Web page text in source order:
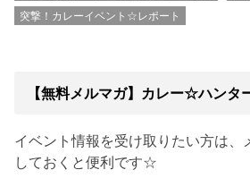
突撃！カレーイベント☆レポート
【無料メルマガ】カレー☆ハンタ
イベント情報を受け取りたい方は、
しておくと便利です☆